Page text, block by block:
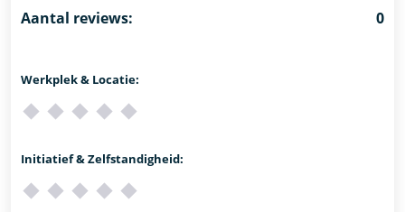
Aantal reviews: 0
Werkplek & Locatie:
Initiatief & Zelfstandigheid: